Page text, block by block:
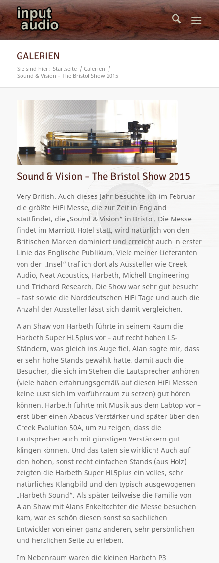
GALERIEN
Sie sind hier: Startseite / Galerien /
Sound & Vision – The Bristol Show 2015
Sound & Vision – The Bristol Show 2015
Very British. Auch dieses Jahr besuchte ich im Februar
die größte HiFi Messe, die zur Zeit in England
stattfindet, die „Sound & Vision“ in Bristol. Die Messe
findet im Marriott Hotel statt, wird natürlich von den
Britischen Marken dominiert und erreicht auch in erster
Linie das Englische Publikum. Viele meiner Lieferanten
von der „Insel“ traf ich dort als Aussteller wie Creek
Audio, Neat Acoustics, Harbeth, Michell Engineering
und Trichord Research. Die Show war sehr gut besucht
– fast so wie die Norddeutschen HiFi Tage und auch die
Anzahl der Aussteller lässt sich damit vergleichen.
Alan Shaw von Harbeth führte in seinem Raum die
Harbeth Super HL5plus vor – auf recht hohen LS-
Ständern, was gleich ins Auge fiel. Alan sagte mir, dass
er sehr hohe Stands gewählt hatte, damit auch die
Besucher, die sich im Stehen die Lautsprecher anhören
(viele haben erfahrungsgemäß auf diesen HiFi Messen
keine Lust sich im Vorführraum zu setzen) gut hören
können. Harbeth führte mit Musik aus dem Labtop vor –
erst über einen Abacus Verstärker und später über den
Creek Evolution 50A, um zu zeigen, dass die
Lautsprecher auch mit günstigen Verstärkern gut
klingen können. Und das taten sie wirklich! Auch auf
den hohen, sonst recht einfachen Stands (aus Holz)
zeigten die Harbeth Super HL5plus ein volles, sehr
natürliches Klangbild und den typisch ausgewogenen
„Harbeth Sound“. Als später teilweise die Familie von
Alan Shaw mit Alans Enkeltochter die Messe besuchen
kam, war es schön diesen sonst so sachlichen
Entwickler von einer ganz anderen, sehr persönlichen
und herzlichen Seite zu erleben.
Im Nebenraum waren die kleinen Harbeth P3